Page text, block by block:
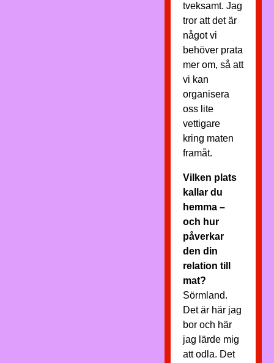
tveksamt. Jag
tror att det är
något vi
behöver prata
mer om, så att
vi kan
organisera
oss lite
vettigare
kring maten
framåt.
Vilken plats
kallar du
hemma –
och hur
påverkar
den din
relation till
mat?
Sörmland.
Det är här jag
bor och här
jag lärde mig
att odla. Det